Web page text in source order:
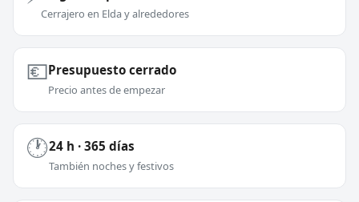
Cerrajero en Elda y alrededores
💶Presupuesto cerrado
Precio antes de empezar
🕐24 h · 365 días
También noches y festivos